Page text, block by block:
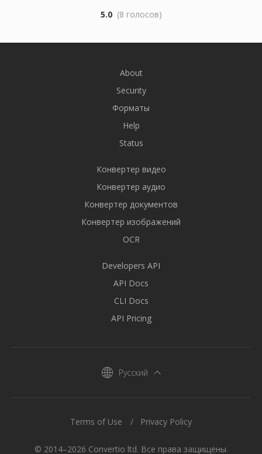
5.0 (8 голосов)
About
Security
Форматы
Help
Status
Конвертер видео
Конвертер аудио
Конвертер документов
Конвертер изображений
OCR
Developers API
API Docs
CLI Docs
API Pricing
Русский
© 2014–2026 Convertio ltd. Все права защищены.
Terms of Use Privacy Policy